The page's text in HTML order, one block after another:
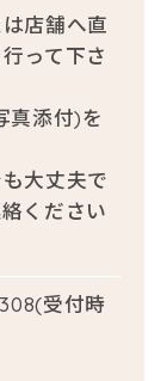
店舗へ直
って下さ
真添付)を
大丈夫で
ください
受付時